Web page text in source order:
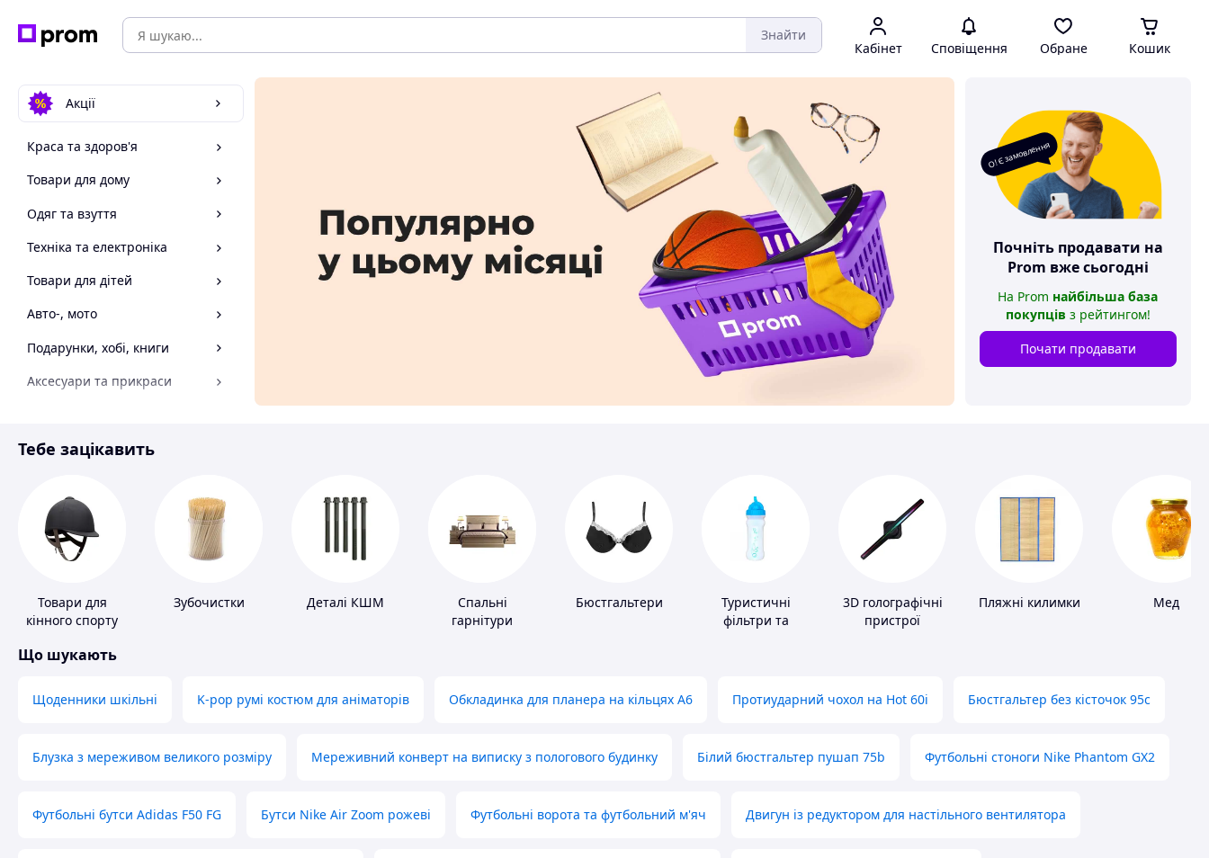
Знайти
Кабінет Сповіщення Обране Кошик
Акції
Краса та здоров'я
Товари для дому
Одяг та взуття
Техніка та електроніка
Товари для дітей
Авто-, мото
Подарунки, хобі, книги
Аксесуари та прикраси
Спорт і відпочинок
О! Є замовлення
Почніть продавати на
Prom вже сьогодні
На Prom найбільша база
покупців з рейтингом!
Почати продавати
Тебе зацікавить
Товари для
кінного спорту
Зубочистки Деталі КШМ
Спальні
гарнітури
Бюстгальтери
Туристичні
фільтри та
3D голографічні
пристрої
Пляжні килимки Мед
Що шукають
Щоденники шкільні K-pop румі костюм для аніматорів Обкладинка для планера на кільцях А6 Протиударний чохол на Hot 60i Бюстгальтер без кісточок 95с
Блузка з мереживом великого розміру Мереживний конверт на виписку з пологового будинку Білий бюстгальтер пушап 75b Футбольні стоноги Nike Phantom GX2
Футбольні бутси Adidas F50 FG Бутси Nike Air Zoom рожеві Футбольні ворота та футбольний м'яч Двигун із редуктором для настільного вентилятора